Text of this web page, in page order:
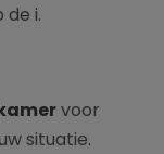
i.
voor
situatie.